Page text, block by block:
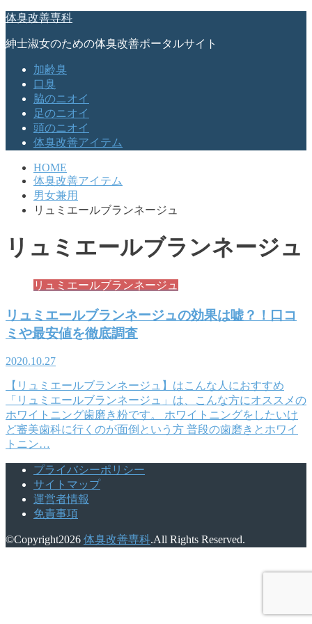
体臭改善専科
紳士淑女のための体臭改善ポータルサイト
加齢臭
口臭
脇のニオイ
足のニオイ
頭のニオイ
体臭改善アイテム
HOME
体臭改善アイテム
男女兼用
リュミエールブランネージュ
リュミエールブランネージュ
リュミエールブランネージュ
リュミエールブランネージュの効果は嘘？！口コ
ミや最安値を徹底調査
2020.10.27
【リュミエールブランネージュ】はこんな人におすすめ
「リュミエールブランネージュ」は、こんな方にオススメの
ホワイトニング歯磨き粉です。 ホワイトニングをしたいけ
ど審美歯科に行くのが面倒という方 普段の歯磨きとホワイ
トニン…
プライバシーポリシー
サイトマップ
運営者情報
免責事項
©Copyright2026 体臭改善専科.All Rights Reserved.